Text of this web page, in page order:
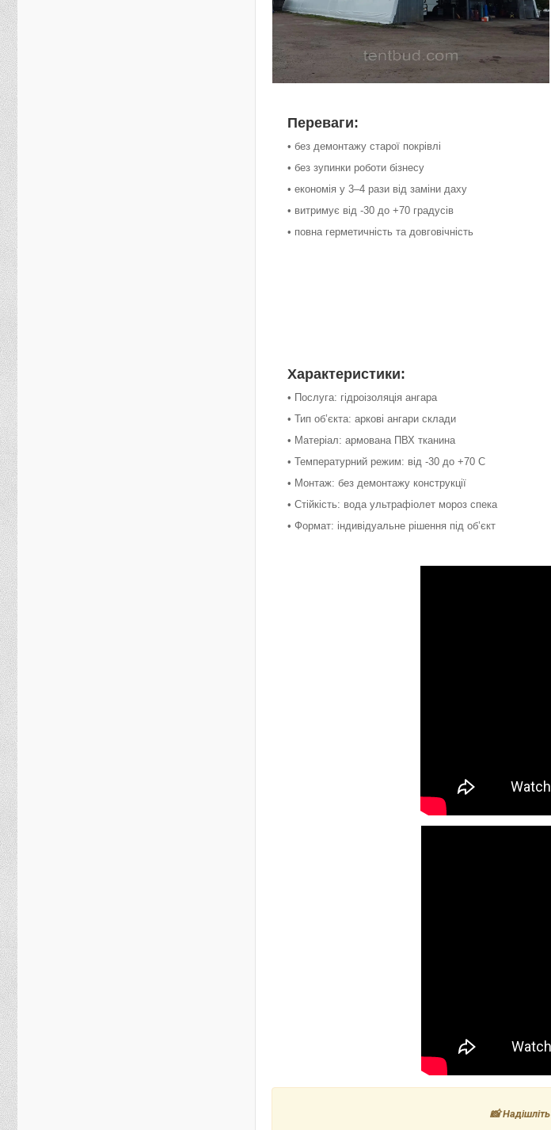
Переваги:
• без демонтажу старої покрівлі
• без зупинки роботи бізнесу
• економія у 3–4 рази від заміни даху
• витримує від -30 до +70 градусів
• повна герметичність та довговічність
Характеристики:
• Послуга: гідроізоляція ангара
• Тип об’єкта: аркові ангари склади
• Матеріал: армована ПВХ тканина
• Температурний режим: від -30 до +70 C
• Монтаж: без демонтажу конструкції
• Стійкість: вода ультрафіолет мороз спека
• Формат: індивідуальне рішення під об’єкт
📸